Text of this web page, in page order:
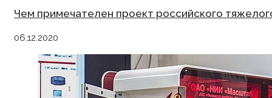
Чем примечателен проект российского
06.12.2020